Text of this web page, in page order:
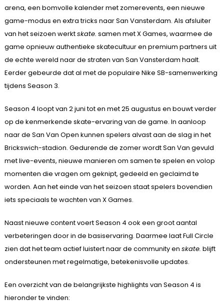
arena, een bomvolle kalender met zomerevents, een nieuwe
game-modus en extra tricks naar San Vansterdam. Als afsluiter
van het seizoen werktskate. samen met X Games, waarmee de
game opnieuw authentieke skatecultuur en premium partners uit
de echte wereld naar de straten van San Vansterdam haalt.
Eerder gebeurde dat al met de populaire Nike SB-samenwerking
tijdens Season 3.
Season 4 loopt van 2 juni tot en met 25 augustus en bouwt verder
op de kenmerkende skate-ervaring van de game. In aanloop
naar de San Van Open kunnen spelers alvast aan de slag in het
Brickswich-stadion. Gedurende de zomer wordt San Van gevuld
met live-events, nieuwe manieren om samen te spelen en volop
momenten die vragen om geknipt, gedeeld en geclaimd te
worden. Aan het einde van het seizoen staat spelers bovendien
iets speciaals te wachten van X Games.
Naast nieuwe content voert Season 4 ook een groot aantal
verbeteringen door in de basiservaring. Daarmee laat Full Circle
zien dat het team actief luistert naar de community en skate. blijft
ondersteunen met regelmatige, betekenisvolle updates.
Een overzicht van de belangrijkste highlights van Season 4 is
hieronder te vinden: